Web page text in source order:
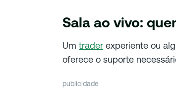
Sala ao vivo:
Um trader experiente ou
oferece o suporte
publicidade